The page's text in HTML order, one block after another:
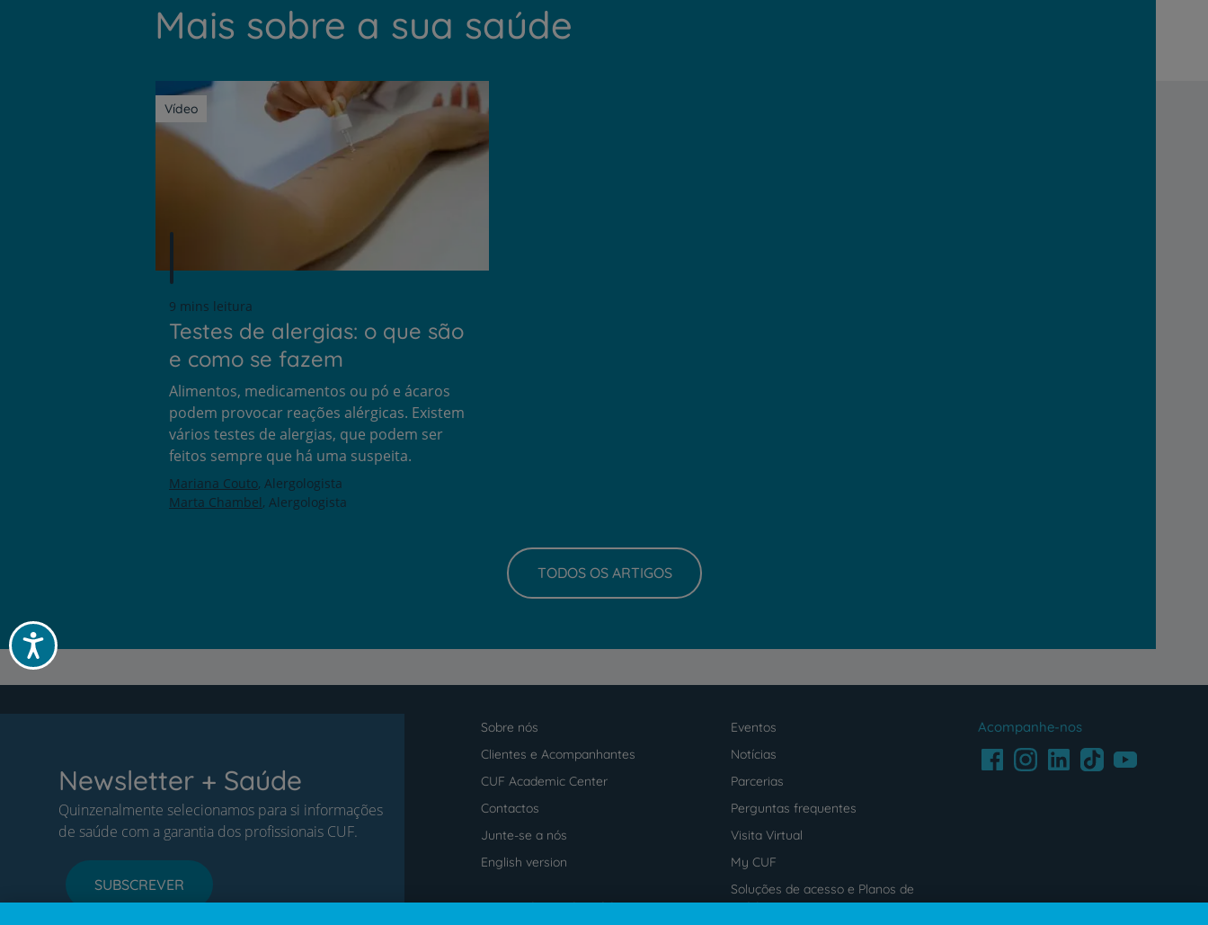
Acessibilidade
Mais sobre a sua saúde
Vídeo
9 mins leitura
Testes de alergias: o que são
e como se fazem
Alimentos, medicamentos ou pó e ácaros
podem provocar reações alérgicas. Existem
vários testes de alergias, que podem ser
feitos sempre que há uma suspeita.
Mariana Couto Alergologista
Marta Chambel Alergologista
TODOS OS ARTIGOS
Newsletter + Saúde
Quinzenalmente selecionamos para si informações
de saúde com a garantia dos profissionais CUF.
SUBSCREVER
footer
Sobre nós
Eventos
Clientes e Acompanhantes
Notícias
CUF Academic Center
Parcerias
Contactos
Perguntas frequentes
Junte-se a nós
Visita Virtual
English version
My CUF
Intermediação de Crédito
Soluções de acesso e Planos de
saúde
Acompanhe-nos
FacebookInstagramLinkedInTikTokYoutube